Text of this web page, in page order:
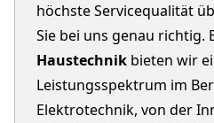
höchste Servicequalität
Sie bei uns genau richtig.
Haustechnik bieten wir
Leistungsspektrum im
Elektrotechnik, von der